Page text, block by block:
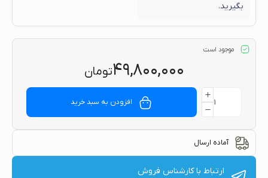
بگیرید.
موجود است
۴۹,۸۰۰,۰۰۰تومان
افزودن به سبد خرید
آماده ارسال
ارتباط با کارشناس فروش